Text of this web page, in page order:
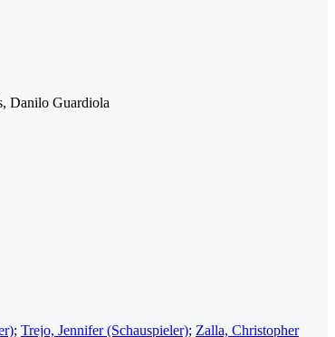
Danilo Guardiola
; Trejo, Jennifer (Schauspieler); Zalla, Christopher